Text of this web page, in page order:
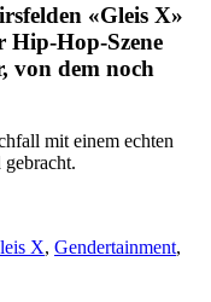
«Gleis X»
Hip-Hop-Szene
von dem noch
mit einem echten
X, Gendertainment,